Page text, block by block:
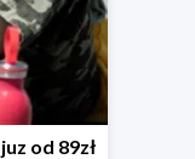
od 89zł